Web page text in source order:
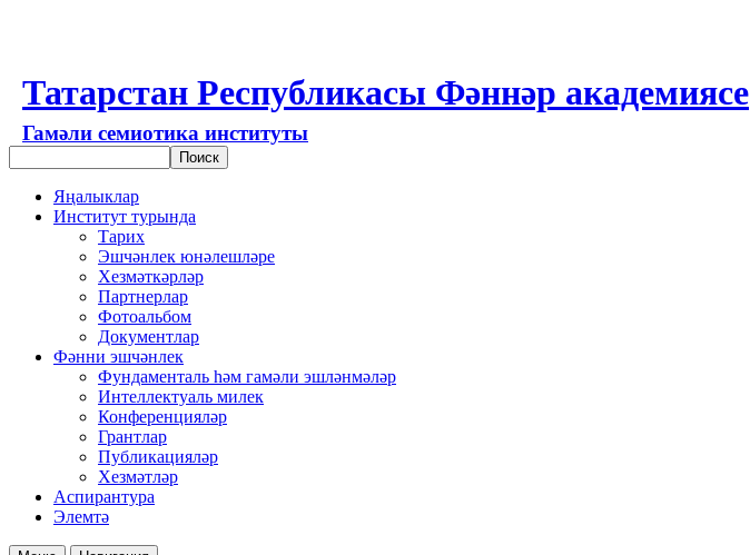
Татарстан Республикасы Фәннәр академиясе
Гамәли семиотика институты
Яңалыклар
Институт турында
Тарих
Эшчәнлек юнәлешләре
Хезмәткәрләр
Партнерлар
Фотоальбом
Документлар
Фәнни эшчәнлек
Фундаменталь һәм гамәли эшләнмәләр
Интеллектуаль милек
Конференцияләр
Грантлар
Публикацияләр
Хезмәтләр
Аспирантура
Элемтә